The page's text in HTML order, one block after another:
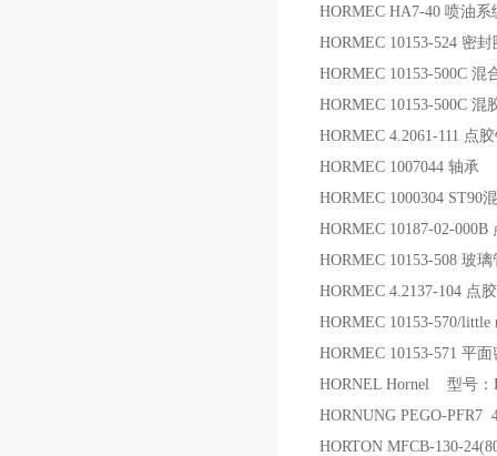
HORMEC HA7-40 喷油系
HORMEC 10153-524 密封
HORMEC 10153-500C 混
HORMEC 10153-500C 混
HORMEC 4.2061-111 点
HORMEC 1007044 轴承
HORMEC 1000304 ST90
HORMEC 10187-02-000B
HORMEC 10153-508 玻璃
HORMEC 4.2137-104 点
HORMEC 10153-570/
HORMEC 10153-571 平
HORNEL Hornel 型号：
HORNUNG PEGO-PFR7
HORTON MFCB-130-